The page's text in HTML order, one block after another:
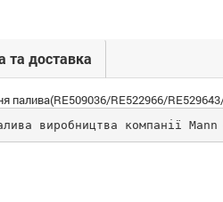
та доставка
палива(RE509036/RE522966/
виробництва компанії